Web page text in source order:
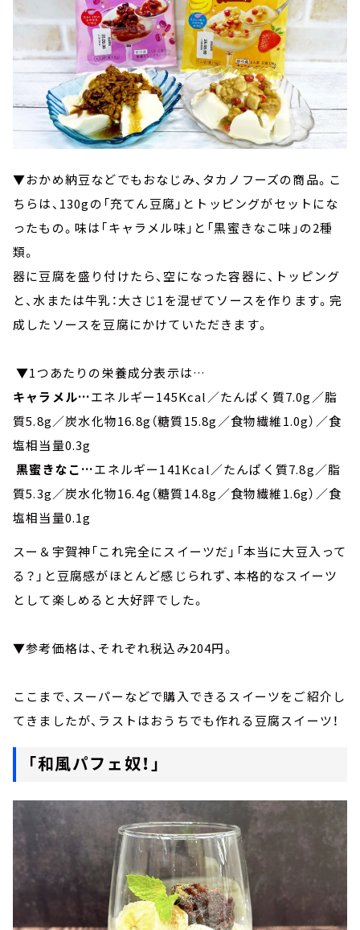
▼おかめ納豆などでもおなじみ、タカノフーズの商品。こ
ちらは、130gの「充てん豆腐」とトッピングがセットにな
ったもの。味は「キャラメル味」と「黒蜜きなこ味」の2種
類。
器に豆腐を盛り付けたら、空になった容器に、トッピング
と、水または牛乳：大さじ1を混ぜてソースを作ります。完
成したソースを豆腐にかけていただきます。
▼1つあたりの栄養成分表示は…
キャラメル…エネルギー145Kcal／たんぱく質7.0g／脂
質5.8g／炭水化物16.8g（糖質15.8g／食物繊維1.0g）／食
塩相当量0.3g
黒蜜きなこ…エネルギー141Kcal／たんぱく質7.8g／脂
質5.3g／炭水化物16.4g（糖質14.8g／食物繊維1.6g）／食
塩相当量0.1g
スー＆宇賀神「これ完全にスイーツだ」「本当に大豆入って
る？」と豆腐感がほとんど感じられず、本格的なスイーツ
として楽しめると大好評でした。
▼参考価格は、それぞれ税込み204円。
ここまで、スーパーなどで購入できるスイーツをご紹介し
てきましたが、ラストはおうちでも作れる豆腐スイーツ！
「和風パフェ奴！」